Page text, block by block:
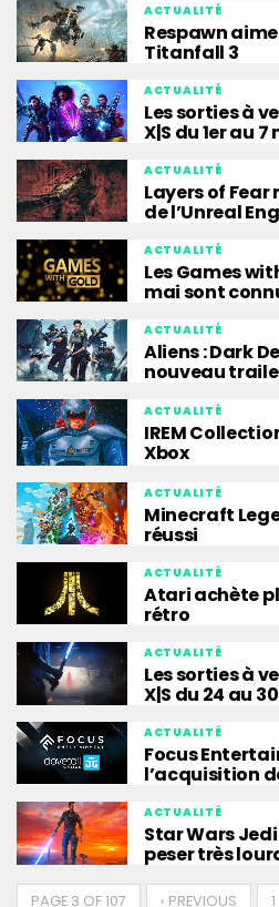
ACTUALITÉ
Respawn
Titanfall 3
ACTUALITÉ
Les sorties à
X|S du 1er au 7
ACTUALITÉ
Layers of
de l’Unreal
ACTUALITÉ
Les Games
mai sont
ACTUALITÉ
Aliens : Dark
nouveau
ACTUALITÉ
IREM
Xbox
ACTUALITÉ
Minecraft
réussi
ACTUALITÉ
Atari achète
rétro
ACTUALITÉ
Les sorties à
X|S du 24 au
ACTUALITÉ
Focus
l’acquisition
ACTUALITÉ
Star Wars
peser très
PAGE 3 OF 107 ‹ PREVIOUS 1